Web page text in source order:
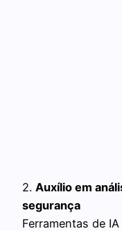
2. Auxílio em
segurança
Ferramentas de